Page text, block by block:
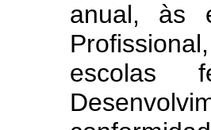
anual, às
escolas